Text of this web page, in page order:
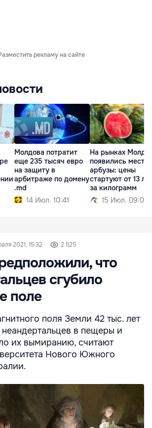
рекламу на сайте
Молдова потратит
еще 235 тысяч евро
на защиту в
арбитраже по домену
.md
14 Июл. 10:41
На рынках
появились
арбузы: цены
стартуют от 13
за килограмм
15 Июл. 09:01
2021, 15:32 2 525
что
сгубило
поле
поля Земли 42 тыс. лет
неандертальцев в пещеры и
их вымиранию, считают
Нового Южного